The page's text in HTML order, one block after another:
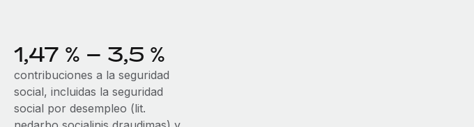
1,47 % – 3,5 %
contribuciones a la seguridad
social, incluidas la seguridad
social por desempleo (lit.